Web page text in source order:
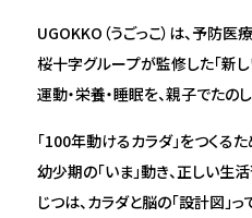
UGOKKO（うごっこ）は、予防
桜十字グループが監修した「新し
運動・栄養・睡眠を、親子でたの
「100年動けるカラダ」をつくるた
幼少期の「いま」動き、正しい生
じつは、カラダと脳の「設計図」
WEB動画制作
打ち合わせメシ